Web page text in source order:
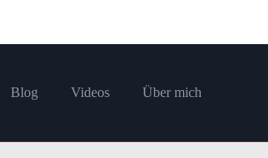
Blog Videos Über mich